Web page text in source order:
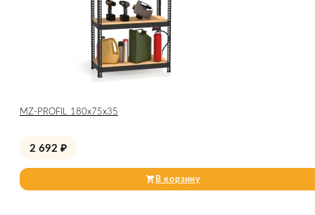
МZ-PROFIL 180х75х35
2 692 ₽
В корзину